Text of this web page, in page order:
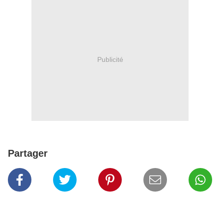
Publicité
Partager